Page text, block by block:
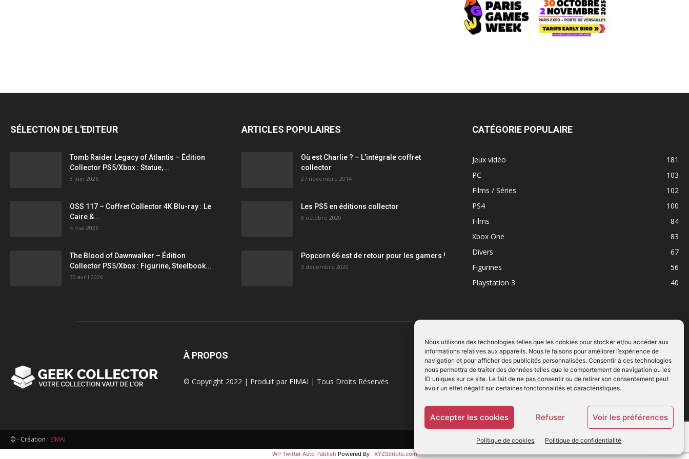
Nous utilisons des technologies telles que les cookies pour stocker et/ou accéder aux
informations relatives aux appareils. Nous le faisons pour améliorer l’expérience de
navigation et pour afficher des publicités personnalisées. Consentir à ces technologies
nous permettra de traiter des données telles que le comportement de navigation ou les
ID uniques sur ce site. Le fait de ne pas consentir ou de retirer son consentement peut
avoir un effet négatif sur certaines fonctonnalités et caractéristiques.
Accepter les cookies Refuser Voir les préférences
Politique de cookies Politique de confidentialité
statuettes
SÉLECTION DE L'EDITEUR
Tomb Raider Legacy of Atlantis – Édition
Collector PS5/Xbox : Statue,...
3 juin 2026
OSS 117 – Coffret Collector 4K Blu-ray : Le
Caire &...
4 mai 2026
The Blood of Dawnwalker – Édition
Collector PS5/Xbox : Figurine, Steelbook...
30 avril 2026
ARTICLES POPULAIRES
Où est Charlie ? – L’intégrale coffret
collector
27 novembre 2014
Les PS5 en éditions collector
8 octobre 2020
Popcorn 66 est de retour pour les gamers !
3 décembre 2020
CATÉGORIE POPULAIRE
Jeux vidéo
181
PC
103
Films / Séries
102
PS4
100
Films
84
Xbox One
83
Divers
67
Figurines
56
Playstation 3
40
À PROPOS
© Copyright 2022 | Produit par EIMAI | Tous Droits Réservés
SUIVEZ NOUS
© - Création : EIMAI
WP Twitter Auto Publish Powered By : XYZScripts.com